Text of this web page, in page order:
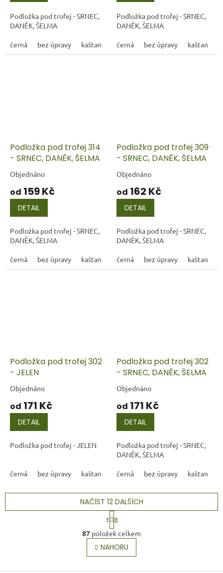
Podložka pod trofej - SRNEC,
DANĚK, ŠELMA
černá bez úpravy kaštan
Podložka pod trofej - SRNEC,
DANĚK, ŠELMA
černá bez úpravy kaštan
Podložka pod trofej 314
- SRNEC, DANĚK, ŠELMA
Objednáno
od 159 Kč
DETAIL
Podložka pod trofej - SRNEC,
DANĚK, ŠELMA
černá bez úpravy kaštan
Podložka pod trofej 309
- SRNEC, DANĚK, ŠELMA
Objednáno
od 162 Kč
DETAIL
Podložka pod trofej - SRNEC,
DANĚK, ŠELMA
černá bez úpravy kaštan
Podložka pod trofej 302
- JELEN
Objednáno
od 171 Kč
DETAIL
Podložka pod trofej - JELEN
černá bez úpravy kaštan
Podložka pod trofej 302
- SRNEC, DANĚK, ŠELMA
Objednáno
od 171 Kč
DETAIL
Podložka pod trofej - SRNEC,
DANĚK, ŠELMA
černá bez úpravy kaštan
O
v
l
á
NAČÍST 12 DALŠÍCH
S
t
r
á
n
k
1
8
87 položek celkem
NAHORU